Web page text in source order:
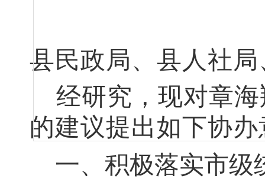
县民政局、县人社
经研究 ， 现对章
的建议提出如下协
一、积极落实市级